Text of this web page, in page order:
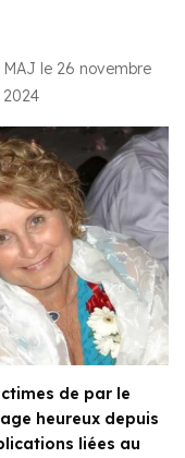
MAJ le 26 novembre
2024
de par le
heureux depuis
liées au